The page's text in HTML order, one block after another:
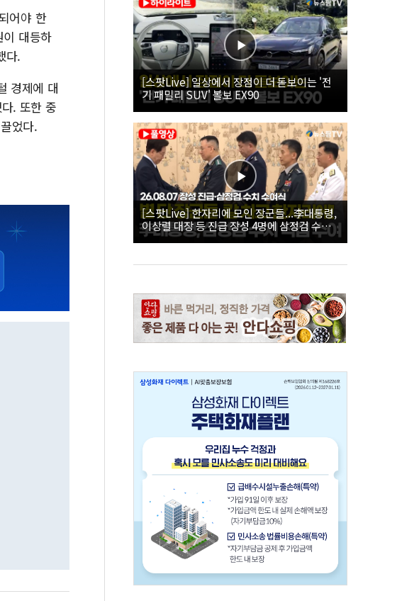
어야 한
대등하
다.
경제에 대
. 또한 중
었다.
[스팟Live] 일상에서 장점이 더 돋보이는 '전
기 패밀리 SUV' 볼보 EX90
[스팟Live] 한자리에 모인 장군들...李대통령,
이상렬 대장 등 진급 장성 4명에 삼정검 수치
직접 수여｜26.08.07 장성 진급·삼정검 수치